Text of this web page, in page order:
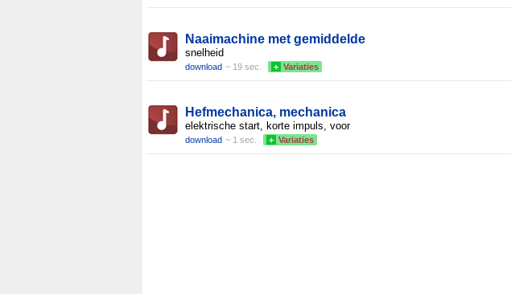
Naaimachine met gemiddelde
snelheid
download ~ 19 sec. + Variaties
Hefmechanica, mechanica
elektrische start, korte impuls, voor
download ~ 1 sec. + Variaties